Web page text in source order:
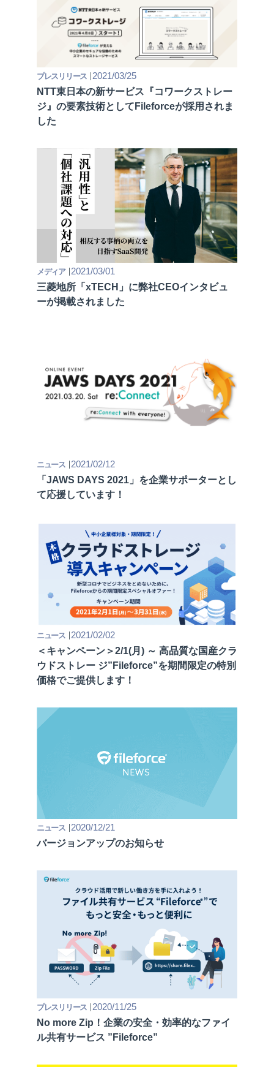
プレスリリース
2021/03/25
NTT東日本の新サービス『コワークストレー
ジ』の要素技術としてFileforceが採用されま
した
メディア
2021/03/01
三菱地所「xTECH」に弊社CEOインタビュ
ーが掲載されました
ニュース
2021/02/12
「JAWS DAYS 2021」を企業サポーターとし
て応援しています！
ニュース
2021/02/02
＜キャンペーン＞2/1(⽉) ～ ⾼品質な国産クラ
ウドストレー ジ”Fileforce”を期間限定の特別
価格でご提供します！
ニュース
2020/12/21
バージョンアップのお知らせ
プレスリリース
2020/11/25
No more Zip！企業の安全・効率的なファイ
ル共有サービス ”Fileforce”